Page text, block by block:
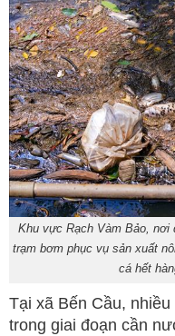
Khu vực Rạch Vàm Bảo,
trạm bơm phục vụ sản xuất
cá hết
Tại xã Bến Cầu,
trong giai đoạn cần